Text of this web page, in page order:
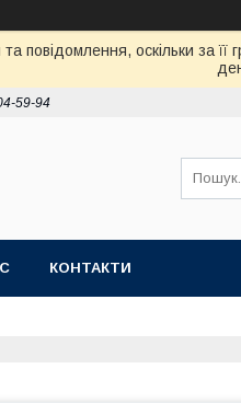
повідомлення, оскільки за
59-94
КОНТАКТИ